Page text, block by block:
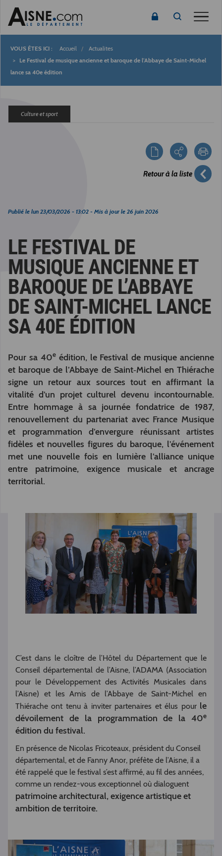
Fil
d'Ariane
Accueil
Actualites
Le Festival de musique ancienne et baroque de l’Abbaye de Saint-Michel
lance sa 40e édition
Culture et sport
Retour à la liste
Publié le lun 23/03/2026 - 13:02 - Mis à jour le 26 juin 2026
LE FESTIVAL DE
MUSIQUE ANCIENNE ET
BAROQUE DE L’ABBAYE
DE SAINT-MICHEL LANCE
SA 40E ÉDITION
Pour sa 40eédition, le Festival de musique ancienne
et baroque de l’Abbaye de Saint‑Michel en Thiérache
signe un retour aux sources tout en affirmant la
vitalité d’un projet culturel devenu incontournable.
Entre hommage à sa journée fondatrice de 1987,
renouvellement du partenariat avec France Musique
et programmation d’envergure réunissant artistes
fidèles et nouvelles figures du baroque, l’événement
met une nouvelle fois en lumière l’alliance unique
entre patrimoine, exigence musicale et ancrage
territorial.
C’est dans le cloître de l’Hôtel du Département que le
Conseil départemental de l’Aisne, l’ADAMA (Association
pour le Développement des Activités Musicales dans
l’Aisne) et les Amis de l’Abbaye de Saint-Michel en
Thiérache ont tenu à inviter partenaires et élus pour le
dévoilement de la programmation de la 40e
édition du festival.
En présence de Nicolas Fricoteaux, président du Conseil
départemental, et de Fanny Anor, préfète de l’Aisne, il a
été rappelé que le festival s’est affirmé, au fil des années,
comme un rendez-vous exceptionnel où dialoguent
patrimoine architectural, exigence artistique et
ambition de territoire.